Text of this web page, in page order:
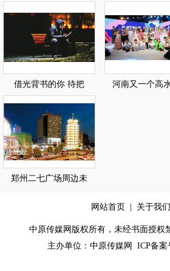
借光背书的你 待把 河南又一个高
郑州二七广场周边未
网站首页 关于我们
中原传媒网版权所有，未经书面授权
主办单位： 中原传媒网 ICP备案